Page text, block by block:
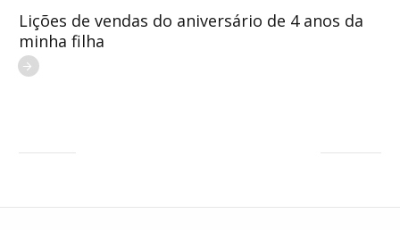
Lições de vendas do aniversário de 4 anos da
minha filha